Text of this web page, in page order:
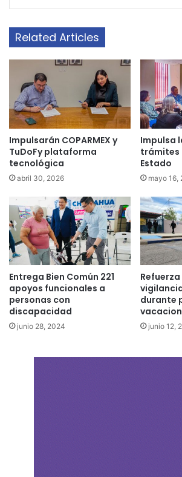
Related Articles
Impulsarán COPARMEX y
TuDoFy plataforma
tecnológica
abril 30, 2026
Impulsa
trámites
Estado
mayo 16,
Entrega Bien Común 221
apoyos funcionales a
personas con
discapacidad
junio 28, 2024
durante
junio 12,